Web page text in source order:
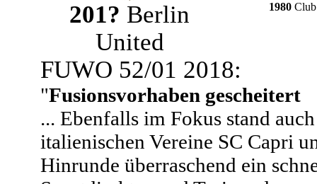
201? Berlin
United
1980Club
FUWO 52/01 2018:
"Fusionsvorhaben gescheitert
... Ebenfalls im Fokus stand
italienischen Vereine SC Capri
Hinrunde überraschend ein